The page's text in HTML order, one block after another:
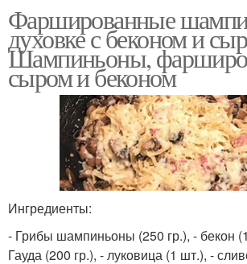
Фаршированные
духовке с беконом и
Шампиньоны,
сыром и беконом
Ингредиенты:
- Грибы шампиньоны (250 гр.), - бекон
Гауда (200 гр.), - луковица (1 шт.), -